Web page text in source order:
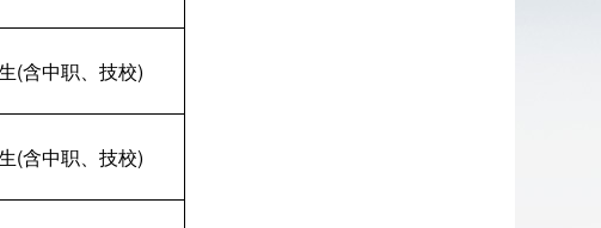
(含中职、技校)
(含中职、技校)